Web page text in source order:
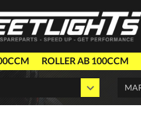
ROLLER AB 100CCM